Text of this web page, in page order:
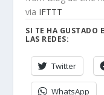
via IFTTT
SI TE HA GUSTADO
LAS REDES:
Twitter
WhatsApp